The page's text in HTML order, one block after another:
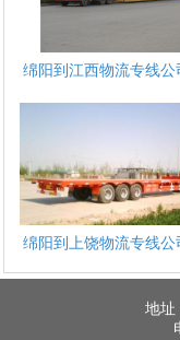
绵阳到江西物流专线公
绵阳到上饶物流专线公
地址